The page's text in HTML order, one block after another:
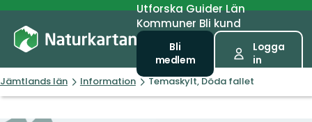
UtforskaGuiderLän
Kommuner Bli kund
Bli
medlem
Logga
in
Jämtlands län Information Temaskylt, Döda fallet